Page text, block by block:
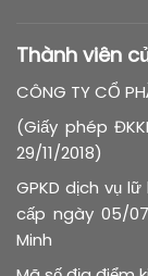
Thành viên
CÔNG TY CỔ
(Giấy phép
29/11/2018)
GPKD dịch vụ lữ
cấp ngày 05/
Minh